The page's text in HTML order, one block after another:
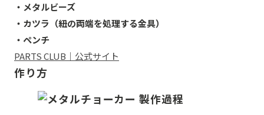
・メタルビーズ
・カツラ（紐の両端を処理する金具）
・ペンチ
PARTS CLUB｜公式サイト
作り方